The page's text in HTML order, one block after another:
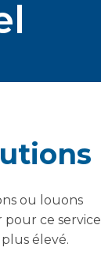
ou louons
ce service
élevé.